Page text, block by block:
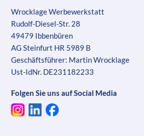
Wrocklage Werbewerkstatt
Rudolf-Diesel-Str. 28
49479 Ibbenbüren
AG Steinfurt HR 5989 B
Geschäftsführer: Martin Wrocklage
Ust-IdNr. DE231182233
Folgen Sie uns auf Social Media